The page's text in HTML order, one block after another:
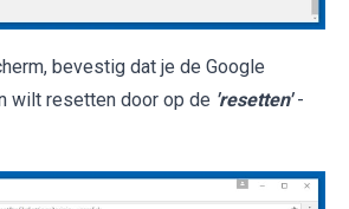
bevestig dat je de Google
wilt resetten door op de 'resetten' -